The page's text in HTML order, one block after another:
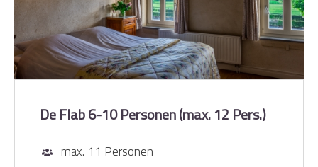
De Flab 6-10 Personen (max. 12 Pers.)
max. 11 Personen